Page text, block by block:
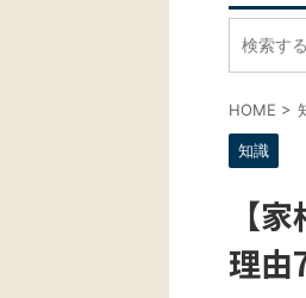
HOME >
知識
【
理由